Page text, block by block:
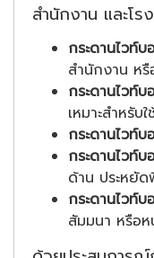
สำนักงาน และโ
กระดานไวท์
สำนักงาน ห
กระดานไวท์
เหมาะสำหรับ
กระดานไวท์
กระดานไวท์
ด้าน ประหยั
กระดานไวท์
สัมมนา หรือ